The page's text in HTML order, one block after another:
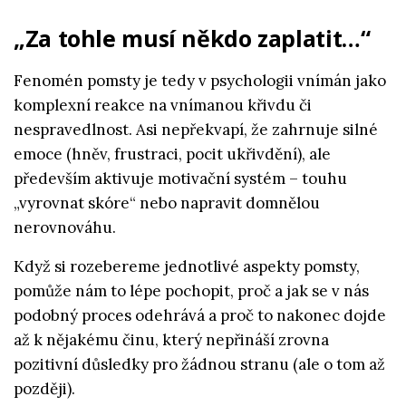
„Za tohle musí někdo zaplatit…“
Fenomén pomsty je tedy v psychologii vnímán jako
komplexní reakce na vnímanou křivdu či
nespravedlnost. Asi nepřekvapí, že zahrnuje silné
emoce (hněv, frustraci, pocit ukřivdění), ale
především aktivuje motivační systém – touhu
„vyrovnat skóre“ nebo napravit domnělou
nerovnováhu.
Když si rozebereme jednotlivé aspekty pomsty,
pomůže nám to lépe pochopit, proč a jak se v nás
podobný proces odehrává a proč to nakonec dojde
až k nějakému činu, který nepřináší zrovna
pozitivní důsledky pro žádnou stranu (ale o tom až
později).